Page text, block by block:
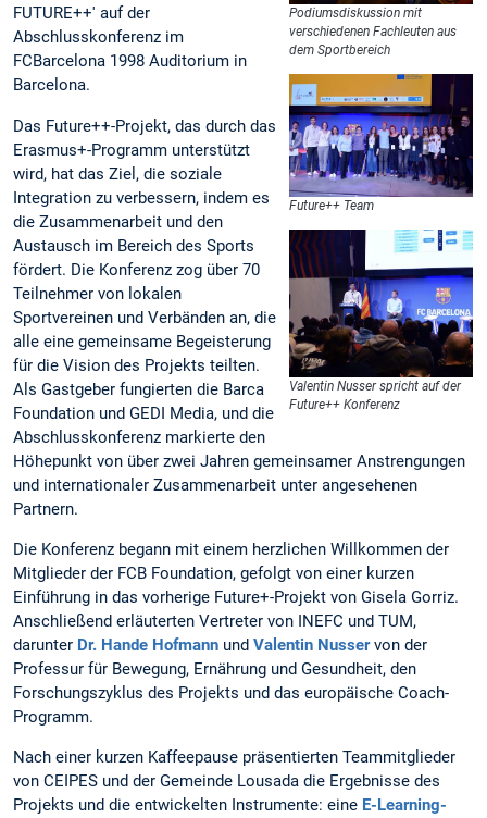
Podiumsdiskussion mit
verschiedenen Fachleuten aus
dem Sportbereich
Future++ Team
Valentin Nusser spricht auf der
Future++ Konferenz
FUTURE++' auf der
Abschlusskonferenz im
FCBarcelona 1998 Auditorium in
Barcelona.
Das Future++-Projekt, das durch das
Erasmus+-Programm unterstützt
wird, hat das Ziel, die soziale
Integration zu verbessern, indem es
die Zusammenarbeit und den
Austausch im Bereich des Sports
fördert. Die Konferenz zog über 70
Teilnehmer von lokalen
Sportvereinen und Verbänden an, die
alle eine gemeinsame Begeisterung
für die Vision des Projekts teilten.
Als Gastgeber fungierten die Barca
Foundation und GEDI Media, und die
Abschlusskonferenz markierte den
Höhepunkt von über zwei Jahren gemeinsamer Anstrengungen
und internationaler Zusammenarbeit unter angesehenen
Partnern.
Die Konferenz begann mit einem herzlichen Willkommen der
Mitglieder der FCB Foundation, gefolgt von einer kurzen
Einführung in das vorherige Future+-Projekt von Gisela Gorriz.
Anschließend erläuterten Vertreter von INEFC und TUM,
darunter Dr. Hande Hofmann und Valentin Nusservon der
Professur für Bewegung, Ernährung und Gesundheit, den
Forschungszyklus des Projekts und das europäische Coach-
Programm.
Nach einer kurzen Kaffeepause präsentierten Teammitglieder
von CEIPES und der Gemeinde Lousada die Ergebnisse des
Projekts und die entwickelten Instrumente: eine E-Learning-